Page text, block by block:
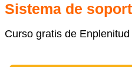
Sistema de
Curso gratis de Enplenitud